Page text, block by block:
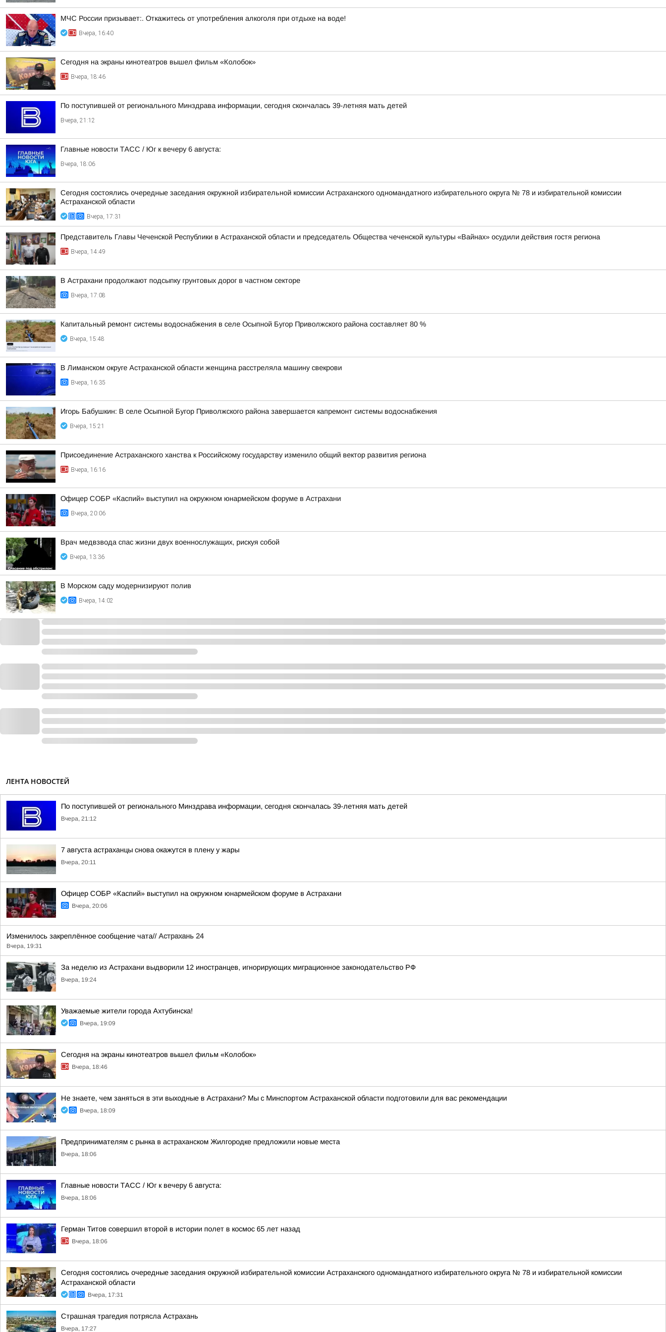
МЧС России призывает:. Откажитесь от употребления алкоголя при отдыхе на воде!
Вчера, 16:40
Сегодня на экраны кинотеатров вышел фильм «Колобок»
Вчера, 18:46
По поступившей от регионального Минздрава информации, сегодня скончалась 39-летняя мать детей
Вчера, 21:12
Главные новости ТАСС / Юг к вечеру 6 августа:
Вчера, 18:06
Сегодня состоялись очередные заседания окружной избирательной комиссии Астраханского одномандатного избирательного округа № 78 и избирательной комиссии
Астраханской области
Вчера, 17:31
Представитель Главы Чеченской Республики в Астраханской области и председатель Общества чеченской культуры «Вайнах» осудили действия гостя региона
Вчера, 14:49
В Астрахани продолжают подсыпку грунтовых дорог в частном секторе
Вчера, 17:08
Капитальный ремонт системы водоснабжения в селе Осыпной Бугор Приволжского района составляет 80 %
Вчера, 15:48
В Лиманском округе Астраханской области женщина расстреляла машину свекрови
Вчера, 16:35
Игорь Бабушкин: В селе Осыпной Бугор Приволжского района завершается капремонт системы водоснабжения
Вчера, 15:21
Присоединение Астраханского ханства к Российскому государству изменило общий вектор развития региона
Вчера, 16:16
Офицер СОБР «Каспий» выступил на окружном юнармейском форуме в Астрахани
Вчера, 20:06
Врач медвзвода спас жизни двух военнослужащих, рискуя собой
Вчера, 13:36
В Морском саду модернизируют полив
Вчера, 14:02
ЛЕНТА НОВОСТЕЙ
По поступившей от регионального Минздрава информации, сегодня скончалась 39-летняя мать детей
Вчера, 21:12
7 августа астраханцы снова окажутся в плену у жары
Вчера, 20:11
Офицер СОБР «Каспий» выступил на окружном юнармейском форуме в Астрахани
Вчера, 20:06
Изменилось закреплённое сообщение чата// Астрахань 24
Вчера, 19:31
За неделю из Астрахани выдворили 12 иностранцев, игнорирующих миграционное законодательство РФ
Вчера, 19:24
Уважаемые жители города Ахтубинска!
Вчера, 19:09
Сегодня на экраны кинотеатров вышел фильм «Колобок»
Вчера, 18:46
Не знаете, чем заняться в эти выходные в Астрахани? Мы с Минспортом Астраханской области подготовили для вас рекомендации
Вчера, 18:09
Предпринимателям с рынка в астраханском Жилгородке предложили новые места
Вчера, 18:06
Главные новости ТАСС / Юг к вечеру 6 августа:
Вчера, 18:06
Герман Титов совершил второй в истории полет в космос 65 лет назад
Вчера, 18:06
Сегодня состоялись очередные заседания окружной избирательной комиссии Астраханского одномандатного избирательного округа № 78 и избирательной комиссии
Астраханской области
Вчера, 17:31
Страшная трагедия потрясла Астрахань
Вчера, 17:27